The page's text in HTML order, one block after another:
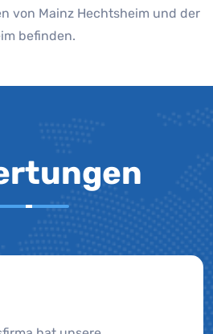
von Mainz Hechtsheim und der
befinden.